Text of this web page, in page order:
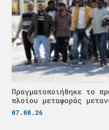
Πραγματοποιήθηκε το
πλοίου μεταφοράς
07.08.26